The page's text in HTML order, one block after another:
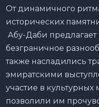
От динамичного
исторических
Абу-Даби
безграничное
также насладились
эмиратскими
участие в культурных
позволили им